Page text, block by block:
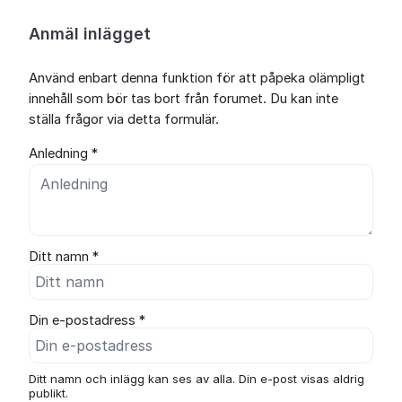
Anmäl inlägget
Använd enbart denna funktion för att påpeka olämpligt
innehåll som bör tas bort från forumet. Du kan inte
ställa frågor via detta formulär.
Anledning *
Ditt namn *
Din e-postadress *
Ditt namn och inlägg kan ses av alla. Din e-post visas aldrig
publikt.